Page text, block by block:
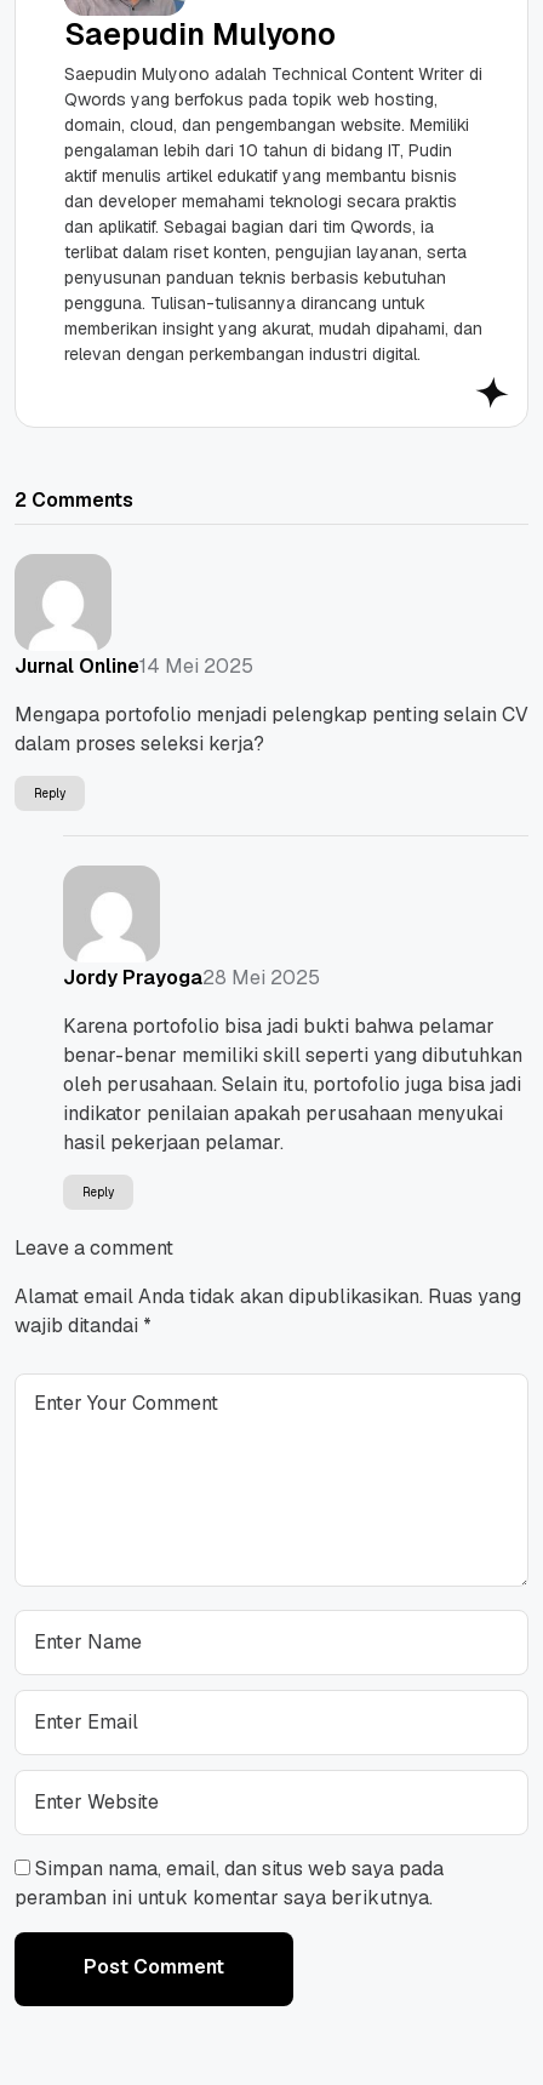
Saepudin Mulyono
Saepudin Mulyono adalah Technical Content Writer di
Qwords yang berfokus pada topik web hosting,
domain, cloud, dan pengembangan website. Memiliki
pengalaman lebih dari 10 tahun di bidang IT, Pudin
aktif menulis artikel edukatif yang membantu bisnis
dan developer memahami teknologi secara praktis
dan aplikatif. Sebagai bagian dari tim Qwords, ia
terlibat dalam riset konten, pengujian layanan, serta
penyusunan panduan teknis berbasis kebutuhan
pengguna. Tulisan-tulisannya dirancang untuk
memberikan insight yang akurat, mudah dipahami, dan
relevan dengan perkembangan industri digital.
2 Comments
Jurnal Online14 Mei 2025
Mengapa portofolio menjadi pelengkap penting selain CV
dalam proses seleksi kerja?
Reply
Jordy Prayoga28 Mei 2025
Karena portofolio bisa jadi bukti bahwa pelamar
benar-benar memiliki skill seperti yang dibutuhkan
oleh perusahaan. Selain itu, portofolio juga bisa jadi
indikator penilaian apakah perusahaan menyukai
hasil pekerjaan pelamar.
Reply
Leave a comment
Alamat email Anda tidak akan dipublikasikan. Ruas yang
wajib ditandai *
Simpan nama, email, dan situs web saya pada
peramban ini untuk komentar saya berikutnya.
Post Comment